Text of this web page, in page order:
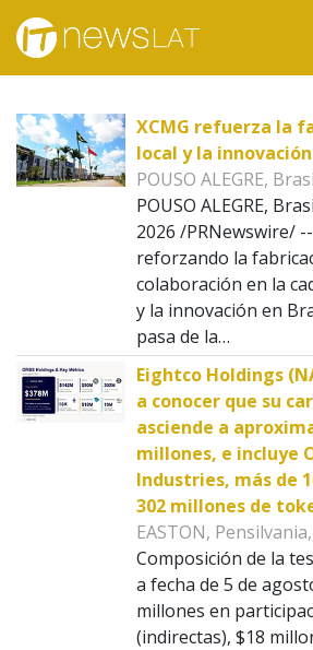
Skip to content
XCMG refuerza la
local y la
POUSO ALEGRE,
POUSO ALEGRE,
2026 /PRNewswire/
reforzando la
colaboración en la
y la innovación en
pasa de la…
Eightco Holdings
a conocer que su
asciende a
millones, e incluye
Industries, más de
302 millones de
EASTON,
Composición de la
a fecha de 5 de
millones en
(indirectas), $18
VENEZUELA
ECUADOR
PERÚ
CHILE
ARGENTINA
MÉXICO